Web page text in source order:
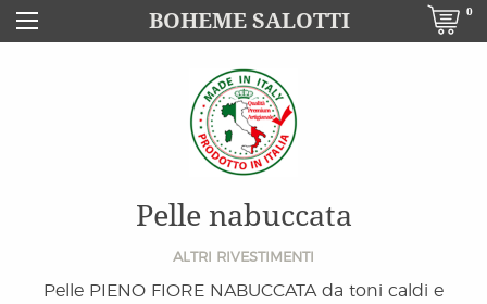
BOHEME SALOTTI 0
Pelle nabuccata
ALTRI RIVESTIMENTI
Pelle PIENO FIORE NABUCCATA da toni caldi e